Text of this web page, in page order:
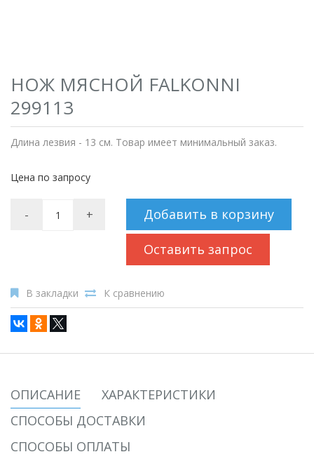
НОЖ МЯСНОЙ FALKONNI
299113
Длина лезвия - 13 см. Товар имеет минимальный заказ.
Цена по запросу
- + Добавить в корзину
Оставить запрос
В закладки К сравнению
ОПИСАНИЕ
ХАРАКТЕРИСТИКИ
СПОСОБЫ ДОСТАВКИ
СПОСОБЫ ОПЛАТЫ